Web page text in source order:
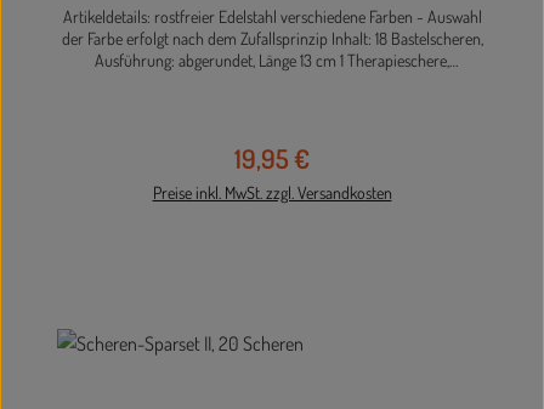
Artikeldetails: rostfreier Edelstahl verschiedene Farben - Auswahl
der Farbe erfolgt nach dem Zufallsprinzip Inhalt: 18 Bastelscheren,
Ausführung: abgerundet, Länge 13 cm 1 Therapieschere,
Regulärer Preis:
19,95 €
Preise inkl. MwSt. zzgl. Versandkosten
In den Warenkorb